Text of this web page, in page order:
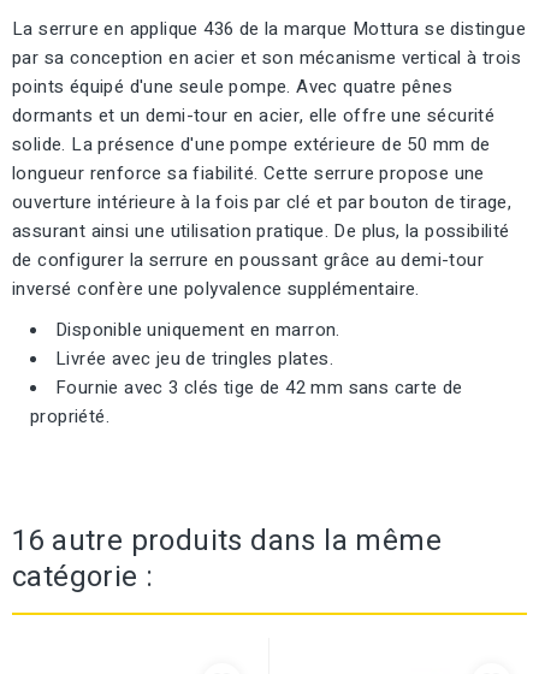
La serrure en applique 436 de la marque Mottura se distingue
par sa conception en acier et son mécanisme vertical à trois
points équipé d'une seule pompe. Avec quatre pênes
dormants et un demi-tour en acier, elle offre une sécurité
solide. La présence d'une pompe extérieure de 50 mm de
longueur renforce sa fiabilité. Cette serrure propose une
ouverture intérieure à la fois par clé et par bouton de tirage,
assurant ainsi une utilisation pratique. De plus, la possibilité
de configurer la serrure en poussant grâce au demi-tour
inversé confère une polyvalence supplémentaire.
Disponible uniquement en marron.
Livrée avec jeu de tringles plates.
Fournie avec 3 clés tige de 42 mm sans carte de
propriété.
16 autre produits dans la même
catégorie :